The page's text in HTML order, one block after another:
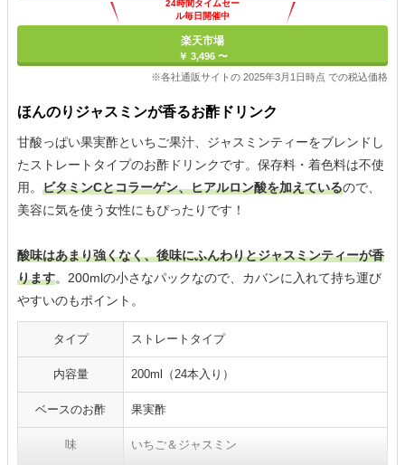
24時間タイムセー
ル毎日開催中
楽天市場
￥ 3,496 〜
※各社通販サイトの 2025年3月1日時点 での税込価格
ほんのりジャスミンが香るお酢ドリンク
甘酸っぱい果実酢といちご果汁、ジャスミンティーをブレンドし
たストレートタイプのお酢ドリンクです。保存料・着色料は不使
用。 ビタミンCとコラーゲン、ヒアルロン酸を加えているので、
美容に気を使う女性にもぴったりです！
酸味はあまり強くなく、後味にふんわりとジャスミンティーが香
ります。200mlの小さなパックなので、カバンに入れて持ち運び
やすいのもポイント。
タイプ ストレートタイプ
内容量 200ml（24本入り）
ベースのお酢 果実酢
味 いちご＆ジャスミン